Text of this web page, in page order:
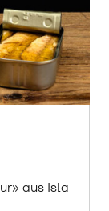
aus Isla